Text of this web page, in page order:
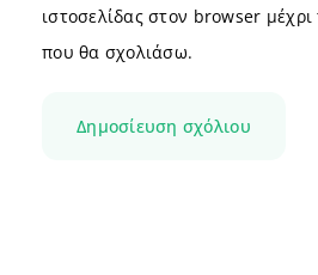
ιστοσελίδας στον browser
που θα σχολιάσω.